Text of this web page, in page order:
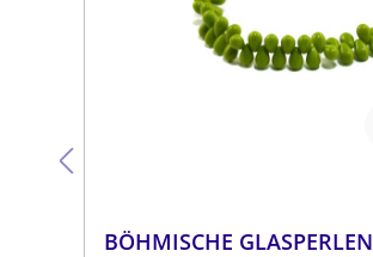
BÖHMISCHE GLASPERLEN